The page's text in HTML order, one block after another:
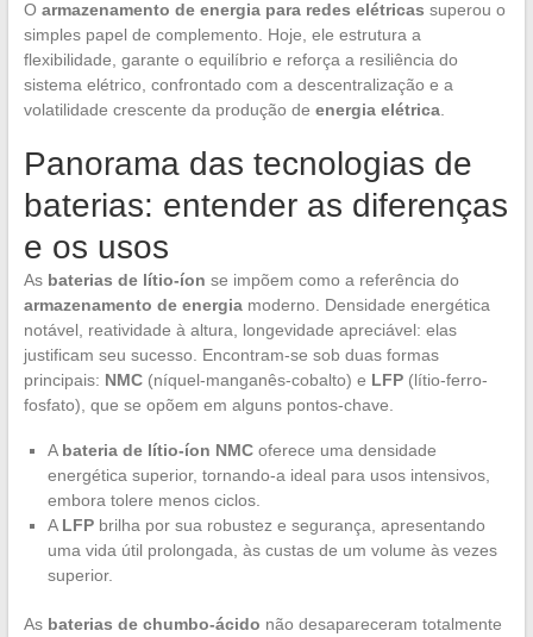
O armazenamento de energia para redes elétricas superou o
simples papel de complemento. Hoje, ele estrutura a
flexibilidade, garante o equilíbrio e reforça a resiliência do
sistema elétrico, confrontado com a descentralização e a
volatilidade crescente da produção de energia elétrica.
Panorama das tecnologias de
baterias: entender as diferenças
e os usos
As baterias de lítio-íon se impõem como a referência do
armazenamento de energiamoderno. Densidade energética
notável, reatividade à altura, longevidade apreciável: elas
justificam seu sucesso. Encontram-se sob duas formas
principais: NMC(níquel-manganês-cobalto) e LFP(lítio-ferro-
fosfato), que se opõem em alguns pontos-chave.
A bateria de lítio-íon NMCoferece uma densidade
energética superior, tornando-a ideal para usos intensivos,
embora tolere menos ciclos.
A LFPbrilha por sua robustez e segurança, apresentando
uma vida útil prolongada, às custas de um volume às vezes
superior.
As baterias de chumbo-ácido não desapareceram totalmente